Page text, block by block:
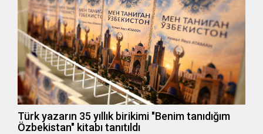
Türk yazarın 35 yıllık birikimi "Benim tanıdığım
Özbekistan" kitabı tanıtıldı